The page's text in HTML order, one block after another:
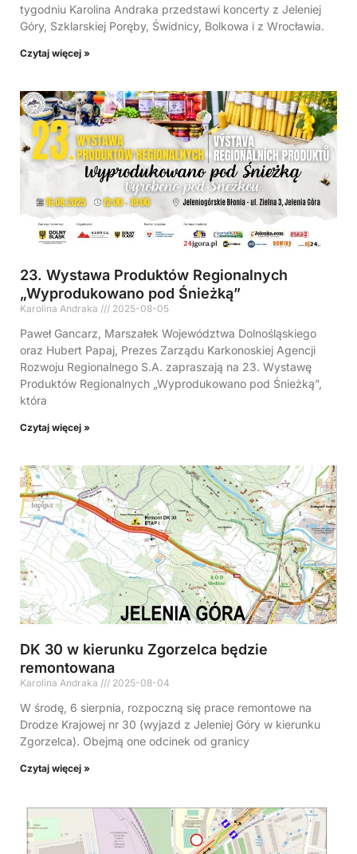
tygodniu Karolina Andraka przedstawi koncerty z Jeleniej
Góry, Szklarskiej Poręby, Świdnicy, Bolkowa i z Wrocławia.
Czytaj więcej »
23. Wystawa Produktów Regionalnych
„Wyprodukowano pod Śnieżką”
Karolina Andraka 2025-08-05
Paweł Gancarz, Marszałek Województwa Dolnośląskiego
oraz Hubert Papaj, Prezes Zarządu Karkonoskiej Agencji
Rozwoju Regionalnego S.A. zapraszają na 23. Wystawę
Produktów Regionalnych „Wyprodukowano pod Śnieżką”,
która
Czytaj więcej »
DK 30 w kierunku Zgorzelca będzie
remontowana
Karolina Andraka 2025-08-04
W środę, 6 sierpnia, rozpoczną się prace remontowe na
Drodze Krajowej nr 30 (wyjazd z Jeleniej Góry w kierunku
Zgorzelca). Obejmą one odcinek od granicy
Czytaj więcej »